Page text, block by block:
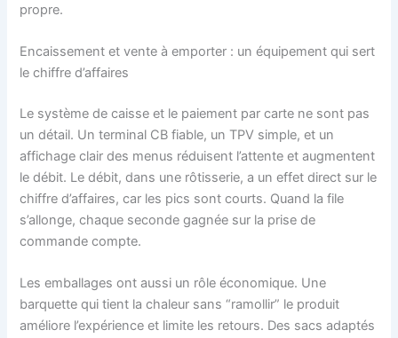
propre.
Encaissement et vente à emporter : un équipement qui sert
le chiffre d’affaires
Le système de caisse et le paiement par carte ne sont pas
un détail. Un terminal CB fiable, un TPV simple, et un
affichage clair des menus réduisent l’attente et augmentent
le débit. Le débit, dans une rôtisserie, a un effet direct sur le
chiffre d’affaires, car les pics sont courts. Quand la file
s’allonge, chaque seconde gagnée sur la prise de
commande compte.
Les emballages ont aussi un rôle économique. Une
barquette qui tient la chaleur sans “ramollir” le produit
améliore l’expérience et limite les retours. Des sacs adaptés